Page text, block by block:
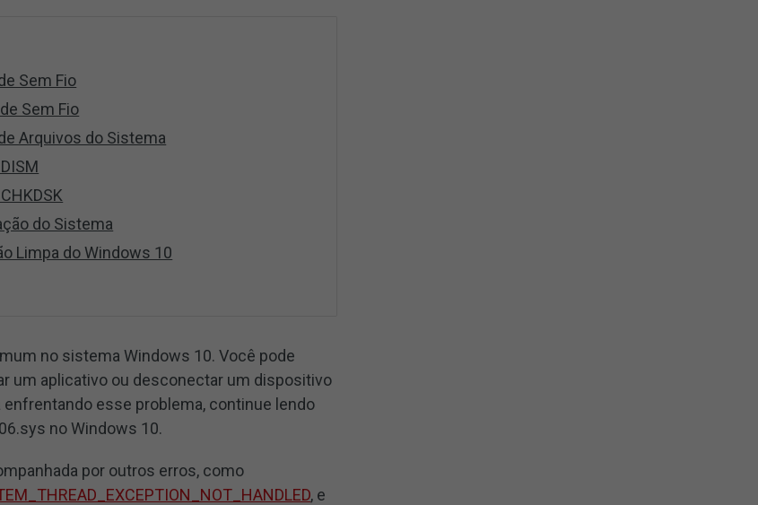
Sem Fio
Sem Fio
Arquivos do Sistema
do Sistema
Limpa do Windows 10
no sistema Windows 10. Você pode
um aplicativo ou desconectar um dispositivo
esse problema, continue lendo
no Windows 10.
por outros erros, como
, e